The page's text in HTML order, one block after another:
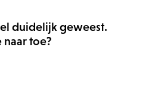
duidelijk geweest.
naar toe?